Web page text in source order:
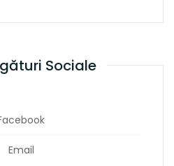
Sociale
Email